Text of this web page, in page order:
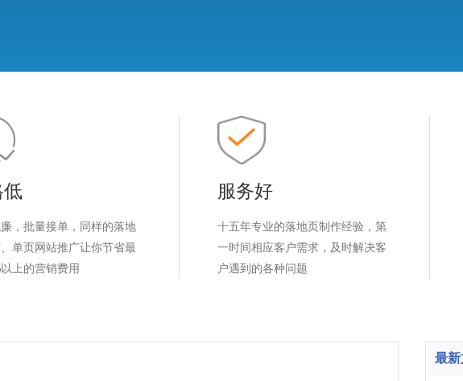
低
，批量接单，同样的落地
单页网站推广让你节省最
上的营销费用
服务好
十五年专业的落地页制作经验，第
一时间相应客户需求，及时解决客
户遇到的各种问题
最